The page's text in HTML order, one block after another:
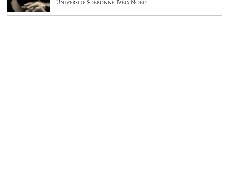
Université Sorbonne Paris Nord